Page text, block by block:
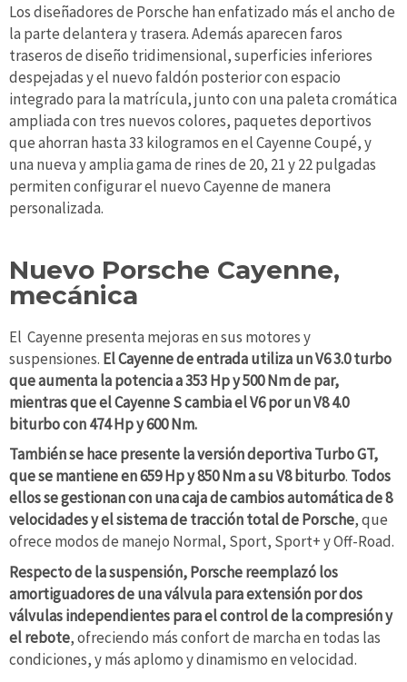
Los diseñadores de Porsche han enfatizado más el ancho de
la parte delantera y trasera. Además aparecen faros
traseros de diseño tridimensional, superficies inferiores
despejadas y el nuevo faldón posterior con espacio
integrado para la matrícula, junto con una paleta cromática
ampliada con tres nuevos colores, paquetes deportivos
que ahorran hasta 33 kilogramos en el Cayenne Coupé, y
una nueva y amplia gama de rines de 20, 21 y 22 pulgadas
permiten configurar el nuevo Cayenne de manera
personalizada.
Nuevo Porsche Cayenne,
mecánica
El Cayenne presenta mejoras en sus motores y
suspensiones. El Cayenne de entrada utiliza un V6 3.0 turbo
que aumenta la potencia a 353 Hp y 500 Nm de par,
mientras que el Cayenne S cambia el V6 por un V8 4.0
biturbo con 474 Hp y 600 Nm.
También se hace presente la versión deportiva Turbo GT,
que se mantiene en 659 Hp y 850 Nm a su V8 biturbo. Todos
ellos se gestionan con una caja de cambios automática de 8
velocidades y el sistema de tracción total de Porsche, que
ofrece modos de manejo Normal, Sport, Sport+ y Off-Road.
Respecto de la suspensión, Porsche reemplazó los
amortiguadores de una válvula para extensión por dos
válvulas independientes para el control de la compresión y
el rebote, ofreciendo más confort de marcha en todas las
condiciones, y más aplomo y dinamismo en velocidad.